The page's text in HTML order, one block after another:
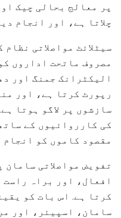
پر معالج بحالی چیک
چلاتا ہے، اور انجام
سیٹلائٹ مواصلاتی
مصروف ماتحت اداروں
الیکٹرانک جمنگ اور
رپورٹ کرتا ہے، اور
سازشوں پر لاگو ہوتا
کی کارروائیوں کے
مقصود کاموں کو انجام
تفویض مواصلاتی
افعال، اور براہ
کرتا ہے. اس بات کو
سامان، اسپیئر، اور